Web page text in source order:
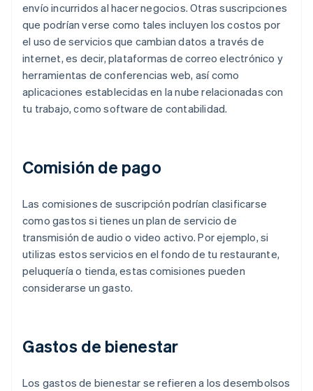
envío incurridos al hacer negocios. Otras suscripciones
que podrían verse como tales incluyen los costos por
el uso de servicios que cambian datos a través de
internet, es decir, plataformas de correo electrónico y
herramientas de conferencias web, así como
aplicaciones establecidas en la nube relacionadas con
tu trabajo, como software de contabilidad.
Comisión de pago
Las comisiones de suscripción podrían clasificarse
como gastos si tienes un plan de servicio de
transmisión de audio o video activo. Por ejemplo, si
utilizas estos servicios en el fondo de tu restaurante,
peluquería o tienda, estas comisiones pueden
considerarse un gasto.
Gastos de bienestar
Los gastos de bienestar se refieren a los desembolsos